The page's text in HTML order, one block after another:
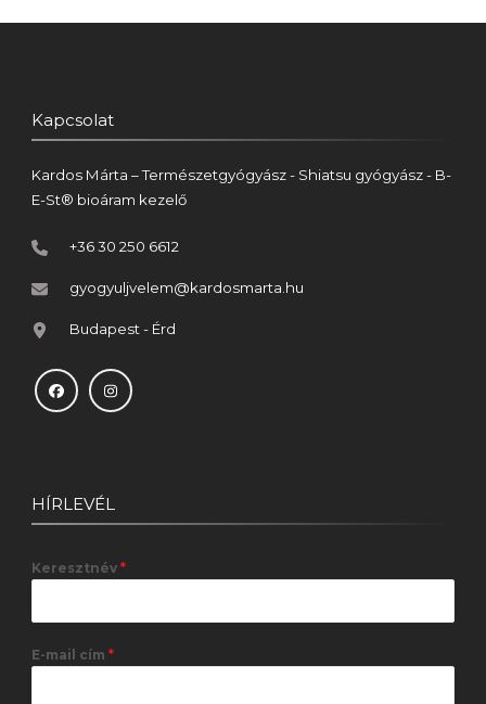
Kapcsolat
Kardos Márta – Természetgyógyász - Shiatsu gyógyász - B-
E-St® bioáram kezelő
+36 30 250 6612
gyogyuljvelem@kardosmarta.hu
Budapest - Érd
HÍRLEVÉL
Keresztnév *
E-mail cím *